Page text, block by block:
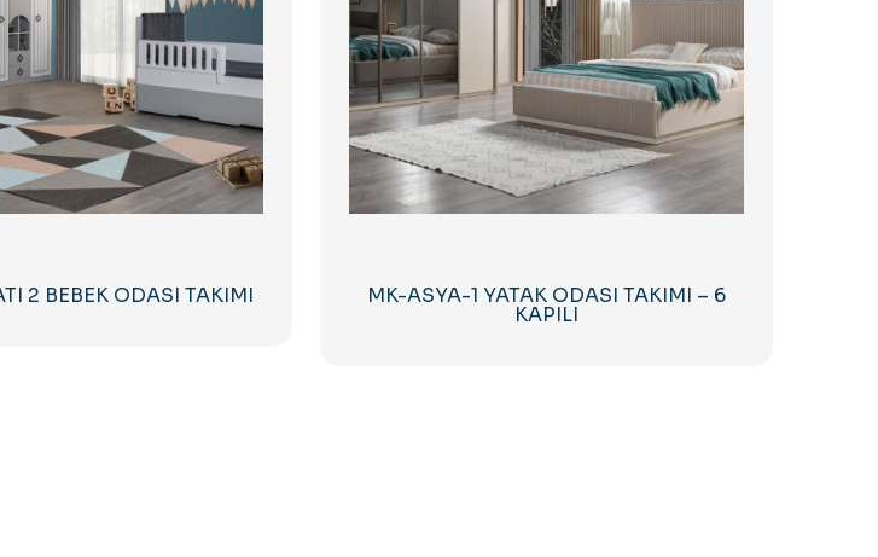
2 BEBEK ODASI TAKIMI MK-ASYA-1 YATAK ODASI TAKIMI – 6
KAPILI